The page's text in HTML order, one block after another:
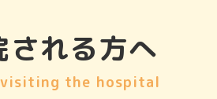
される方へ
the hospital